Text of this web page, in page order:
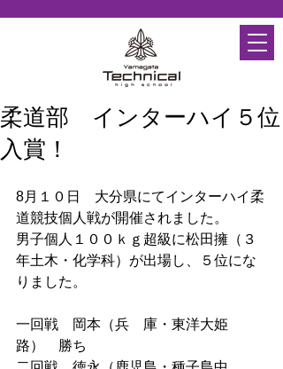
柔道部 インターハイ５位
入賞！
8月１０日　大分県にてインターハイ柔
道競技個人戦が開催されました。
男子個人１００ｋｇ超級に松田擁（３
年土木・化学科）が出場し、５位にな
りました。
一回戦　岡本（兵　庫・東洋大姫
路）　勝ち